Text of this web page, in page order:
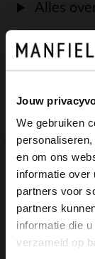
Jouw
We gebruiken
en om ons
informatie over
partners voor
partners
informatie die
verzameld op
Voor jou
Alles
Maattabel
View
It looks
you like to